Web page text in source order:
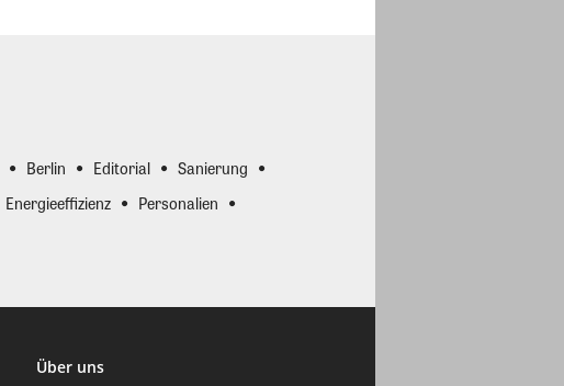
Berlin Editorial
Sanierung
Energieeffizienz
Personalien
Über uns